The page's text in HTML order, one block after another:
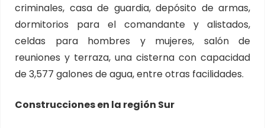
criminales, casa de guardia, depósito de armas,
dormitorios para el comandante y alistados,
celdas para hombres y mujeres, salón de
reuniones y terraza, una cisterna con capacidad
de 3,577 galones de agua, entre otras facilidades.
Construcciones en la región Sur